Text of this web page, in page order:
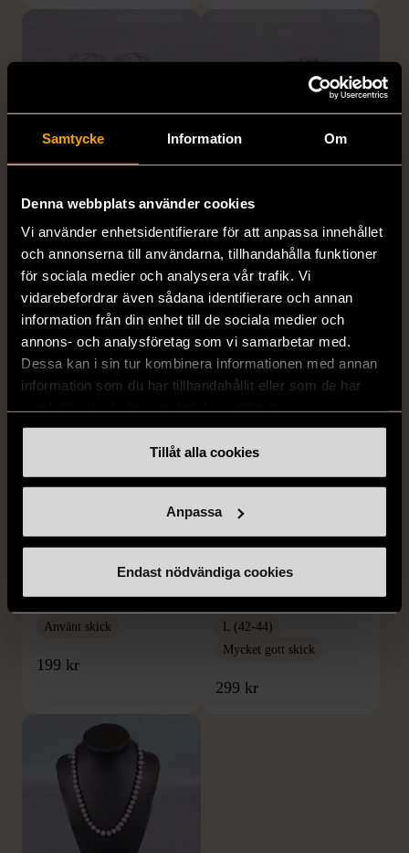
Samtycke Information Om
Denna webbplats använder cookies
Vi använder enhetsidentifierare för att anpassa innehållet
och annonserna till användarna, tillhandahålla funktioner
för sociala medier och analysera vår trafik. Vi
vidarebefordrar även sådana identifierare och annan
information från din enhet till de sociala medier och
annons- och analysföretag som vi samarbetar med.
Dessa kan i sin tur kombinera informationen med annan
information som du har tillhandahållit eller som de har
Tillåt alla cookies
Anpassa
Endast nödvändiga cookies
Örhängen i sterlingsilver
med spikberlocker
Mycket gott skick
399 kr
Armband med färgglada
kulor
Gott skick
69 kr
Pilgrim Armband med
blomdetaljer och stenar
Använt skick
199 kr
Greta - Prickig omlottkjol i
siden
L (42-44)
Mycket gott skick
299 kr